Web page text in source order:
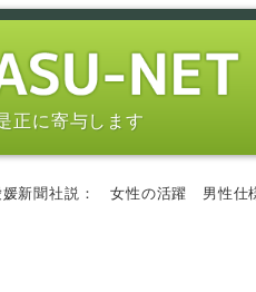
正に寄与します
媛新聞社説： 女性の活躍 男性仕